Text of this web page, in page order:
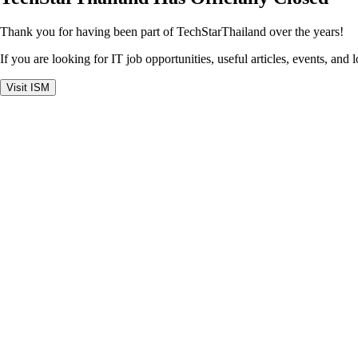
Thank you for having been part of TechStarThailand over the years!
If you are looking for IT job opportunities, useful articles, events, and
Visit ISM